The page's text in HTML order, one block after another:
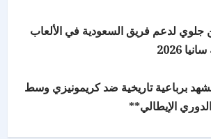
جلوي لدعم فريق السعودية في الألعاب
2026
برباعية تاريخية ضد كريمونيزي وسط
الإيطالي**